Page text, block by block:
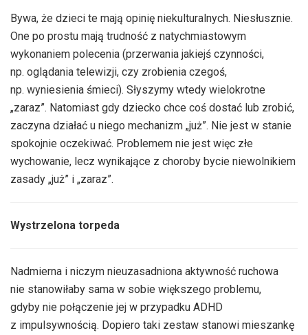
Bywa, że dzieci te mają opinię niekulturalnych. Niesłusznie.
One po prostu mają trudność z natychmiastowym
wykonaniem polecenia (przerwania jakiejś czynności,
np. oglądania telewizji, czy zrobienia czegoś,
np. wyniesienia śmieci). Słyszymy wtedy wielokrotne
„zaraz”. Natomiast gdy dziecko chce coś dostać lub zrobić,
zaczyna działać u niego mechanizm „już”. Nie jest w stanie
spokojnie oczekiwać. Problemem nie jest więc złe
wychowanie, lecz wynikające z choroby bycie niewolnikiem
zasady „już” i „zaraz”.
Wystrzelona torpeda
Nadmierna i niczym nieuzasadniona aktywność ruchowa
nie stanowiłaby sama w sobie większego problemu,
gdyby nie połączenie jej w przypadku ADHD
z impulsywnością. Dopiero taki zestaw stanowi mieszankę